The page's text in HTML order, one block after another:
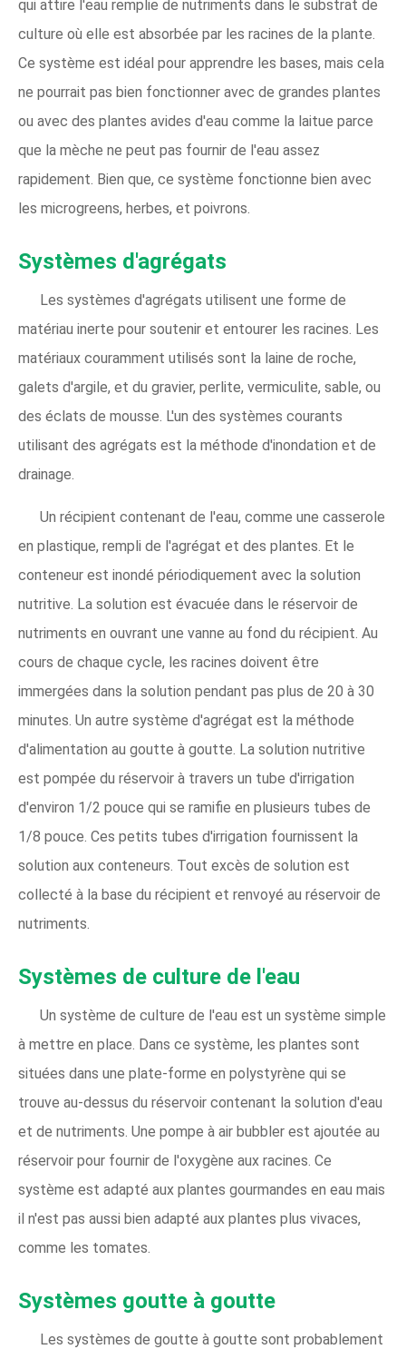
qui attire l'eau remplie de nutriments dans le substrat de
culture où elle est absorbée par les racines de la plante.
Ce système est idéal pour apprendre les bases, mais cela
ne pourrait pas bien fonctionner avec de grandes plantes
ou avec des plantes avides d'eau comme la laitue parce
que la mèche ne peut pas fournir de l'eau assez
rapidement. Bien que, ce système fonctionne bien avec
les microgreens, herbes, et poivrons.
Systèmes d'agrégats
Les systèmes d'agrégats utilisent une forme de
matériau inerte pour soutenir et entourer les racines. Les
matériaux couramment utilisés sont la laine de roche,
galets d'argile, et du gravier, perlite, vermiculite, sable, ou
des éclats de mousse. L'un des systèmes courants
utilisant des agrégats est la méthode d'inondation et de
drainage.
Un récipient contenant de l'eau, comme une casserole
en plastique, rempli de l'agrégat et des plantes. Et le
conteneur est inondé périodiquement avec la solution
nutritive. La solution est évacuée dans le réservoir de
nutriments en ouvrant une vanne au fond du récipient. Au
cours de chaque cycle, les racines doivent être
immergées dans la solution pendant pas plus de 20 à 30
minutes. Un autre système d'agrégat est la méthode
d'alimentation au goutte à goutte. La solution nutritive
est pompée du réservoir à travers un tube d'irrigation
d'environ 1/2 pouce qui se ramifie en plusieurs tubes de
1/8 pouce. Ces petits tubes d'irrigation fournissent la
solution aux conteneurs. Tout excès de solution est
collecté à la base du récipient et renvoyé au réservoir de
nutriments.
Systèmes de culture de l'eau
Un système de culture de l'eau est un système simple
à mettre en place. Dans ce système, les plantes sont
situées dans une plate-forme en polystyrène qui se
trouve au-dessus du réservoir contenant la solution d'eau
et de nutriments. Une pompe à air bubbler est ajoutée au
réservoir pour fournir de l'oxygène aux racines. Ce
système est adapté aux plantes gourmandes en eau mais
il n'est pas aussi bien adapté aux plantes plus vivaces,
comme les tomates.
Systèmes goutte à goutte
Les systèmes de goutte à goutte sont probablement